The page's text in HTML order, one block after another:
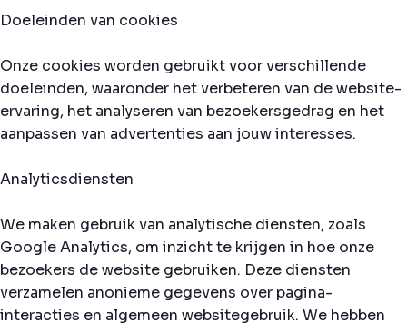
Doeleinden van cookies
Onze cookies worden gebruikt voor verschillende
doeleinden, waaronder het verbeteren van de website-
ervaring, het analyseren van bezoekersgedrag en het
aanpassen van advertenties aan jouw interesses.
Analyticsdiensten
We maken gebruik van analytische diensten, zoals
Google Analytics, om inzicht te krijgen in hoe onze
bezoekers de website gebruiken. Deze diensten
verzamelen anonieme gegevens over pagina-
interacties en algemeen websitegebruik. We hebben